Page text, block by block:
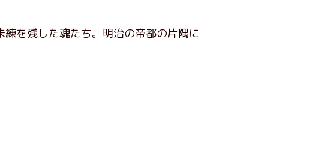
を残した魂たち。明治の帝都の片隅に